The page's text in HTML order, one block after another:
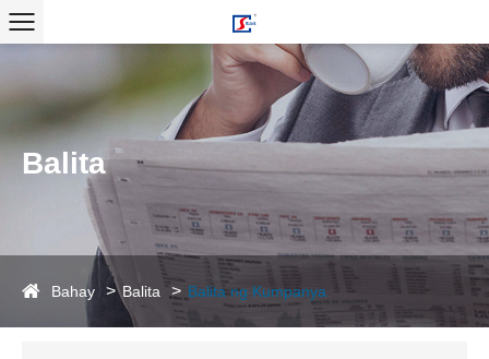
Balita
Bahay Balita Balita ng Kumpanya